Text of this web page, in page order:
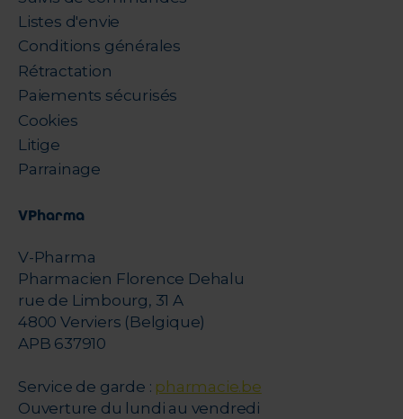
Listes d'envie
Conditions générales
Rétractation
Paiements sécurisés
Cookies
Litige
Parrainage
VPharma
V-Pharma
Pharmacien Florence Dehalu
rue de Limbourg, 31 A
4800 Verviers (Belgique)
APB 637910
Service de garde : pharmacie.be
Ouverture du lundi au vendredi